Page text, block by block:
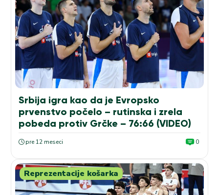
Srbija igra kao da je Evropsko
prvenstvo počelo – rutinska i zrela
pobeda protiv Grčke – 76:66 (VIDEO)
pre 12 meseci 0
Reprezentacije košarka